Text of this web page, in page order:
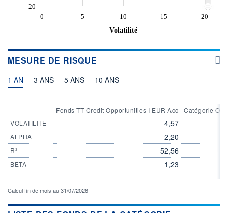
-20
0 5 10 15
20
Volatilité
MESURE DE RISQUE
1 AN 3 ANS 5 ANS 10 ANS
VOLATILITE
ALPHA
R²
BETA
Fonds TT Credit Opportunities I EUR Acc
4,57
2,20
52,56
1,23
Catégorie
Calcul fin de mois au 31/07/2026